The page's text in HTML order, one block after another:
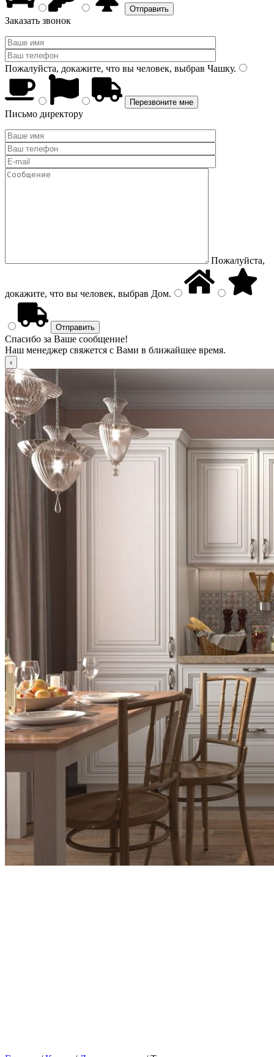
Заказать звонок
Пожалуйста, докажите, что вы человек, выбрав Чашку.
Письмо директору
Пожалуйста,
докажите, что вы человек, выбрав Дом.
Спасибо за Ваше сообщение!
Наш менеджер свяжется с Вами в ближайшее время.